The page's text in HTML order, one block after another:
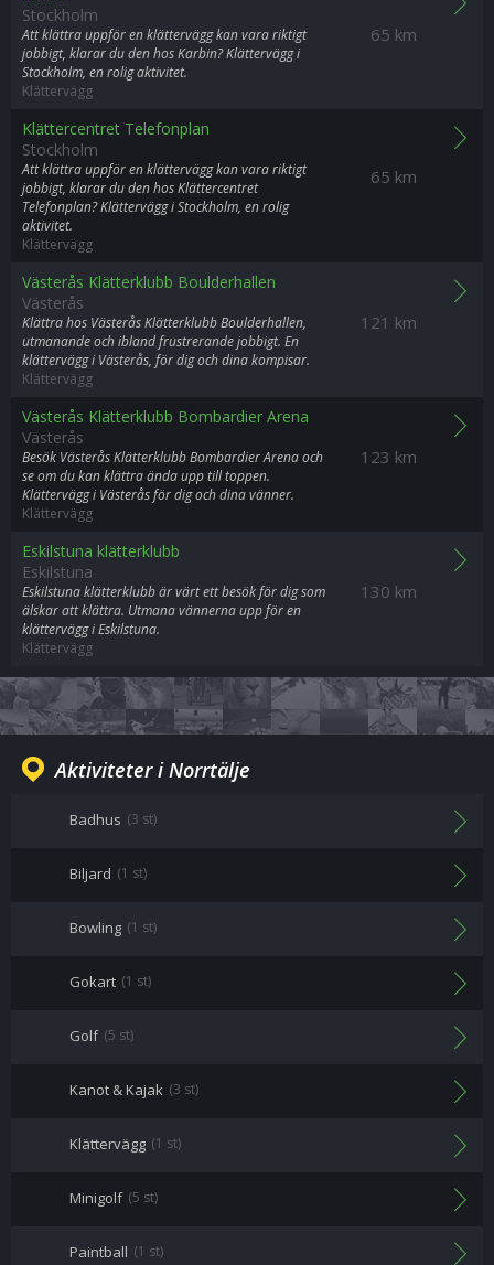
65 km
Stockholm
Att klättra uppför en klättervägg kan vara riktigt
jobbigt, klarar du den hos Karbin? Klättervägg i
Stockholm, en rolig aktivitet.
Klättervägg
65 km
Klättercentret Telefonplan
Stockholm
Att klättra uppför en klättervägg kan vara riktigt
jobbigt, klarar du den hos Klättercentret
Telefonplan? Klättervägg i Stockholm, en rolig
aktivitet.
Klättervägg
121 km
Västerås Klätterklubb Boulderhallen
Västerås
Klättra hos Västerås Klätterklubb Boulderhallen,
utmanande och ibland frustrerande jobbigt. En
klättervägg i Västerås, för dig och dina kompisar.
Klättervägg
123 km
Västerås Klätterklubb Bombardier Arena
Västerås
Besök Västerås Klätterklubb Bombardier Arena och
se om du kan klättra ända upp till toppen.
Klättervägg i Västerås för dig och dina vänner.
Klättervägg
130 km
Eskilstuna klätterklubb
Eskilstuna
Eskilstuna klätterklubb är värt ett besök för dig som
älskar att klättra. Utmana vännerna upp för en
klättervägg i Eskilstuna.
Klättervägg
Aktiviteter i Norrtälje
Badhus (3 st)
Biljard (1 st)
Bowling (1 st)
Gokart (1 st)
Golf (5 st)
Kanot & Kajak (3 st)
Klättervägg (1 st)
Minigolf (5 st)
Paintball (1 st)